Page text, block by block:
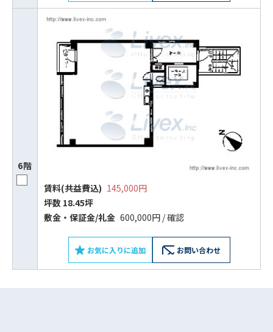
6階
賃料(共益費込) 145,000円
坪数 18.45坪
敷⾦‧保証⾦/礼⾦ 600,000円 / 確認
お気に入りに追加 お問い合わせ
ビルコード：172272
をお伝えいただくと
スムーズにご案内できます
電話でお問い合わせ
フォームでお問い合わせ